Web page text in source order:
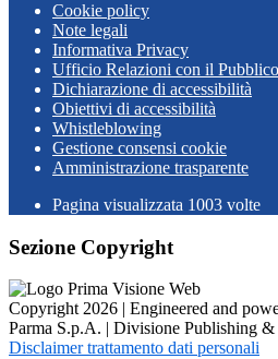
Cookie policy
Note legali
Informativa Privacy
Ufficio Relazioni con il Pubblico
Dichiarazione di accessibilità
Obiettivi di accessibilità
Whistleblowing
Gestione consensi cookie
Amministrazione trasparente
Pagina visualizzata 1003 volte
Sezione Copyright
Copyright 2026 | Engineered and
Parma S.p.A. | Divisione Publishing
Disclaimer trattamento dati personali